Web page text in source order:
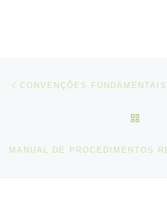
Post navigation
CONVENÇÕES FUNDAMENTAIS